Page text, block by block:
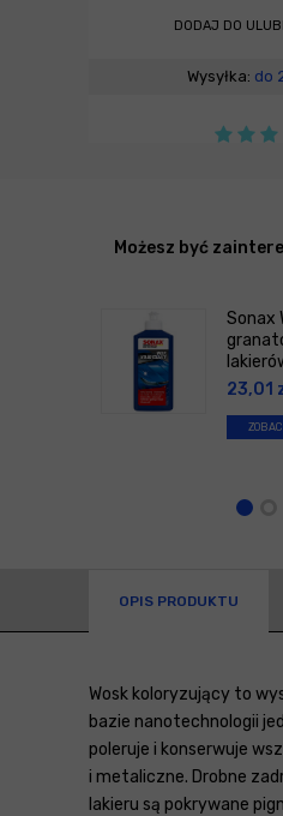
DODAJ DO
Wysyłka: do
Możesz być
Sonax
23,01
OPIS PRODUKTU
Wosk koloryzujący to
bazie nanotechnologii
poleruje i konserwuje
i metaliczne. Drobne
lakieru są pokrywane